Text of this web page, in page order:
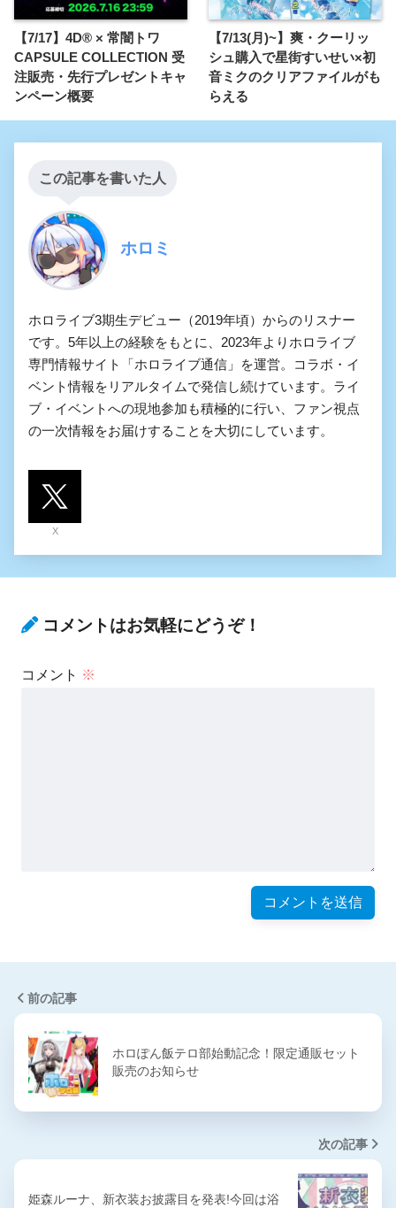
【7/17】4D® × 常闇トワ
CAPSULE COLLECTION 受
注販売・先行プレゼントキャ
ンペーン概要
【7/13(月)~】爽・クーリッ
シュ購入で星街すいせい×初
音ミクのクリアファイルがも
らえる
この記事を書いた人
ホロミ
ホロライブ3期生デビュー（2019年頃）からのリスナー
です。5年以上の経験をもとに、2023年よりホロライブ
専門情報サイト「ホロライブ通信」を運営。コラボ・イ
ベント情報をリアルタイムで発信し続けています。ライ
ブ・イベントへの現地参加も積極的に行い、ファン視点
の一次情報をお届けすることを大切にしています。
X
コメントはお気軽にどうぞ！
コメント ※
前の記事
ホロぽん飯テロ部始動記念！限定通販セット
販売のお知らせ
次の記事
姫森ルーナ、新衣装お披露目を発表!今回は浴